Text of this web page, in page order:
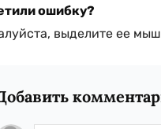
ошибку?
выделите ее